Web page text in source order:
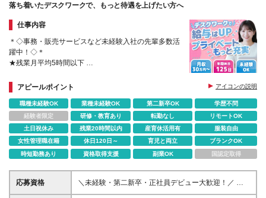
落ち着いたデスクワークで、もっと待遇を上げたい方へ
仕事内容
＊◇事務・販売サービスなど未経験入社の先輩多数活
躍中！◇＊
★残業月平均5時間以下
★プロジェクト次第でリモートワークOK
★服装・ネイル・髪色自由／定着率95％
アピールポイント アイコンの説明
職種未経験OK 業種未経験OK 第二新卒OK
学歴不問
経験者限定
研修・教育あり 転勤なし
リモートOK
土日祝休み
残業20時間以内 産育休活用有
服装自由
女性管理職在籍
休日120日～ 育児と両立
ブランクOK
時短勤務あり
資格取得支援 副業OK 国認定取得
応募資格
＼未経験・第二新卒・正社員デビュー大歓迎！／ ☆
アパレルや飲食、介護、職人、事務など、異業種出身